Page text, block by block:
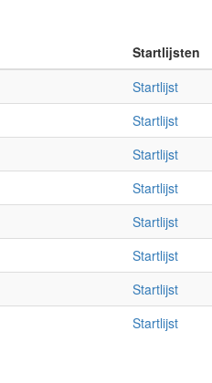
Startlijsten
Startlijst
Startlijst
Startlijst
Startlijst
Startlijst
Startlijst
Startlijst
Startlijst